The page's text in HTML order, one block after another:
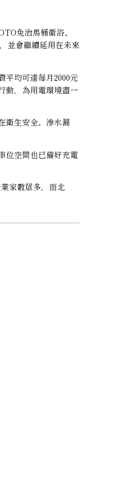
免治馬桶衛浴、
並會繼續延用在未來
平均可達每月2000元
動，為用電環境盡一
衛生安全、滲水漏
位空間也已備好充電
家數眾多，而北